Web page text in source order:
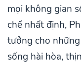
mọi không gian
chế nhất định,
tưởng cho
sống hài hòa,